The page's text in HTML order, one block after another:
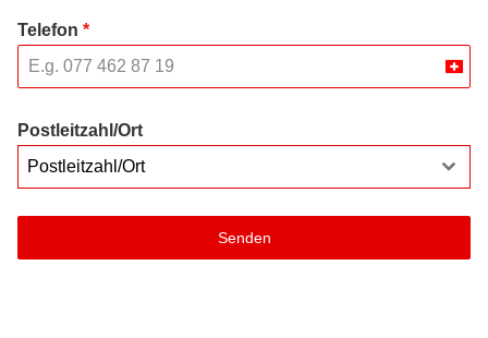
Telefon *
Postleitzahl/Ort
Postleitzahl/Ort
Senden